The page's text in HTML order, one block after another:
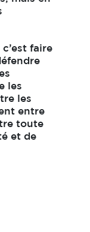
faire
les
les
entre
toute
et de